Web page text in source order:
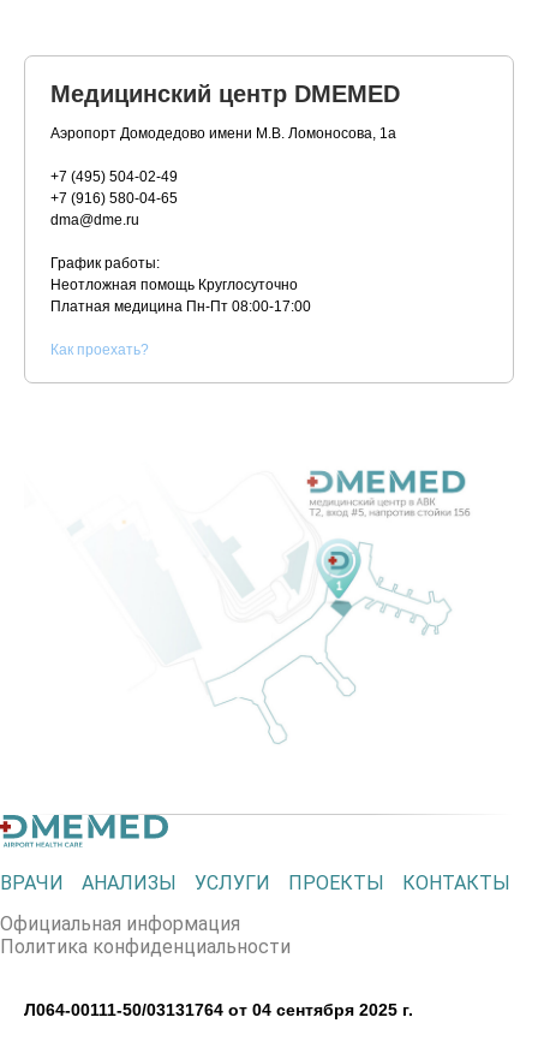
Медицинский центр DMEMED
Аэропорт Домодедово имени М.В. Ломоносова, 1а
+7 (495) 504-02-49
+7 (916) 580-04-65
dma@dme.ru
График работы:
Неотложная помощь Круглосуточно
Платная медицина Пн-Пт 08:00-17:00
Как проехать?
ВРАЧИ АНАЛИЗЫ УСЛУГИ ПРОЕКТЫ
КОНТАКТЫ
Официальная информация
Политика конфиденциальности
Л064-00111-50/03131764 от 04 сентября 2025 г.